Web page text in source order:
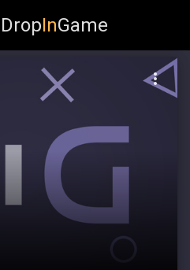
DropInGame